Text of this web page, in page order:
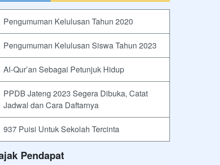
Pengumuman Kelulusan Tahun 2020
Pengumuman Kelulusan Siswa Tahun 2023
Al-Qur’an Sebagai Petunjuk Hidup
PPDB Jateng 2023 Segera Dibuka, Catat
Jadwal dan Cara Daftarnya
937 Puisi Untuk Sekolah Tercinta
Pendapat